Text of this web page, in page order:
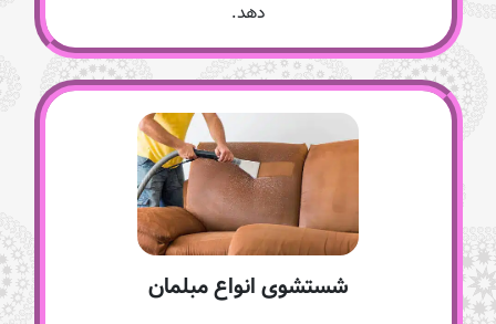
دهد.
شستشوی انواع مبلمان